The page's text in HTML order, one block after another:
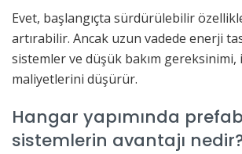
Evet, başlangıçta sürdürülebilir
artırabilir. Ancak uzun vadede enerji
sistemler ve düşük bakım gereksinimi,
maliyetlerini düşürür.
Hangar yapımında
sistemlerin avantajı